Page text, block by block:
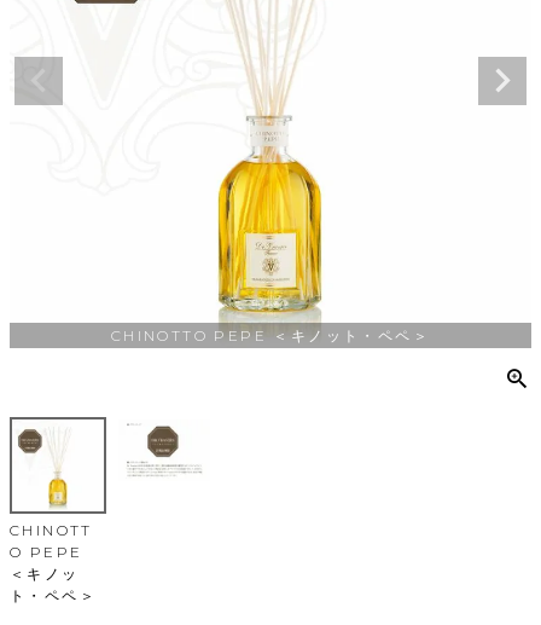
CHINOTTO PEPE ＜キノット・ペペ＞
CHINOTT
O PEPE
＜キノッ
ト・ペペ＞